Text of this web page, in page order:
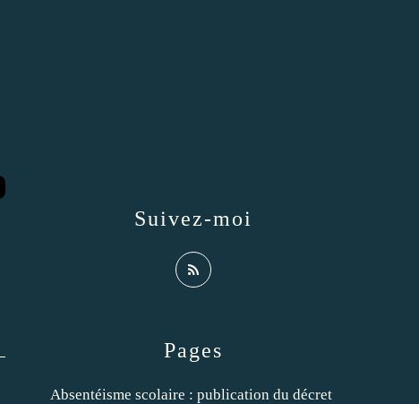
Pages
Absentéisme scolaire : publication du décret
Suivez-moi